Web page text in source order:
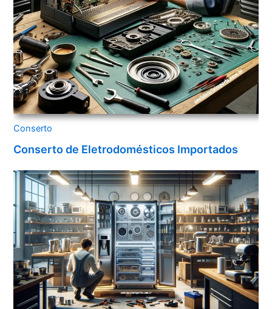
Conserto
Conserto de Eletrodomésticos Importados